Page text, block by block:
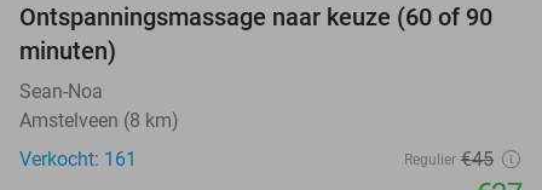
40%
Ontspanningsmassage naar keuze (60 of 90
minuten)
Sean-Noa
Amstelveen (8 km)
Verkocht: 161
Regulier €45